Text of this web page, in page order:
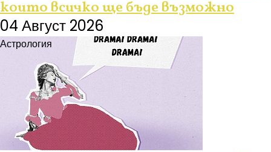
които всичко ще бъде възможно
04 Август 2026
Астрология